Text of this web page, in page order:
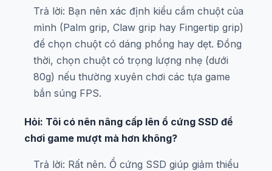
Trả lời: Bạn nên xác định kiểu cầm chuột của
mình (Palm grip, Claw grip hay Fingertip grip)
để chọn chuột có dáng phồng hay dẹt. Đồng
thời, chọn chuột có trọng lượng nhẹ (dưới
80g) nếu thường xuyên chơi các tựa game
bắn súng FPS.
Hỏi: Tôi có nên nâng cấp lên ổ cứng SSD để
chơi game mượt mà hơn không?
Trả lời: Rất nên. Ổ cứng SSD giúp giảm thiểu